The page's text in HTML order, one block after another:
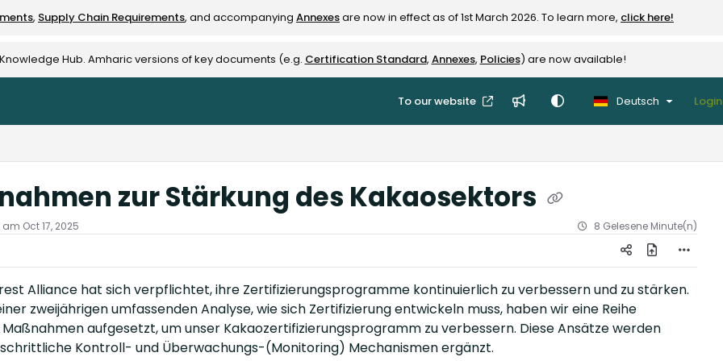
, Supply Chain Requirements, and accompanying Annexesare now in effect as of 1st March 2026. To learn more, click here!
Hub. Amharic versions of key documents (e.g. Certification Standard, Annexes, Policies) are now available!
To our website Deutsch Login
zur Stärkung des Kakaosektors
Oct 17, 2025 8 Gelesene Minute(n)
Alliance hat sich verpflichtet, ihre Zertifizierungsprogramme kontinuierlich zu verbessern und zu stärken.
zweijährigen umfassenden Analyse, wie sich Zertifizierung entwickeln muss, haben wir eine Reihe
aufgesetzt, um unser Kakaozertifizierungsprogramm zu verbessern. Diese Ansätze werden
Kontroll- und Überwachungs-(Monitoring) Mechanismen ergänzt.